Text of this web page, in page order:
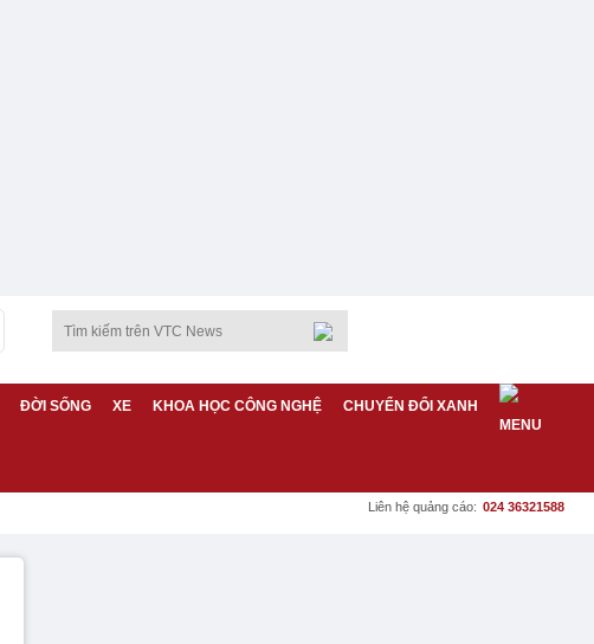
ĐỜI SỐNG XE KHOA HỌC CÔNG NGHỆ CHUYỂN ĐỔI XANH
Liên hệ quảng cáo: 024 36321588